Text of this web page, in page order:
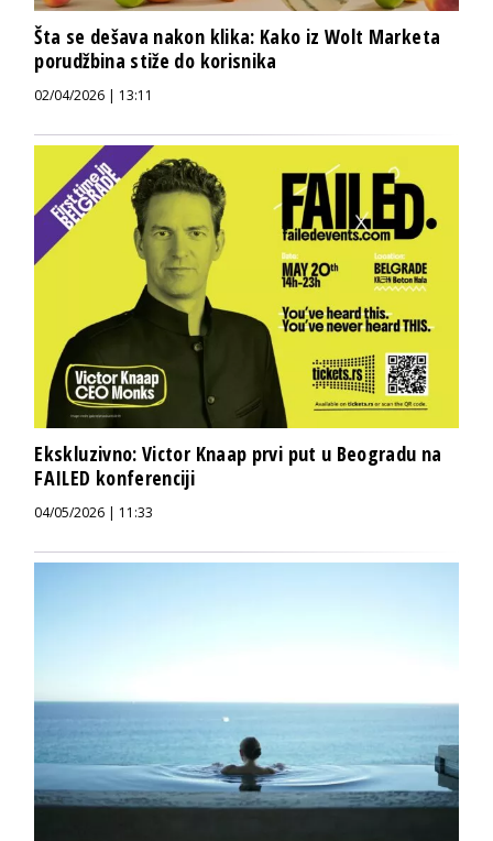
Šta se dešava nakon klika: Kako iz Wolt Marketa
porudžbina stiže do korisnika
02/04/2026 | 13:11
Ekskluzivno: Victor Knaap prvi put u Beogradu na
FAILED konferenciji
04/05/2026 | 11:33